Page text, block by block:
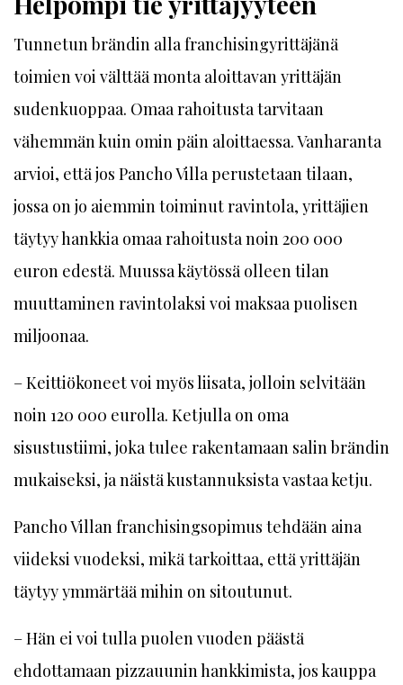
Tunnetun brändin alla franchisingyrittäjänä
toimien voi välttää monta aloittavan yrittäjän
sudenkuoppaa. Omaa rahoitusta tarvitaan
vähemmän kuin omin päin aloittaessa. Vanharanta
arvioi, että jos Pancho Villa perustetaan tilaan,
jossa on jo aiemmin toiminut ravintola, yrittäjien
täytyy hankkia omaa rahoitusta noin 200 000
euron edestä. Muussa käytössä olleen tilan
muuttaminen ravintolaksi voi maksaa puolisen
miljoonaa.
– Keittiökoneet voi myös liisata, jolloin selvitään
noin 120 000 eurolla. Ketjulla on oma
sisustustiimi, joka tulee rakentamaan salin brändin
mukaiseksi, ja näistä kustannuksista vastaa ketju.
Pancho Villan franchisingsopimus tehdään aina
viideksi vuodeksi, mikä tarkoittaa, että yrittäjän
täytyy ymmärtää mihin on sitoutunut.
– Hän ei voi tulla puolen vuoden päästä
ehdottamaan pizzauunin hankkimista, jos kauppa